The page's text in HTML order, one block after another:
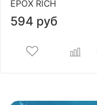
EPOX RICH
594 руб